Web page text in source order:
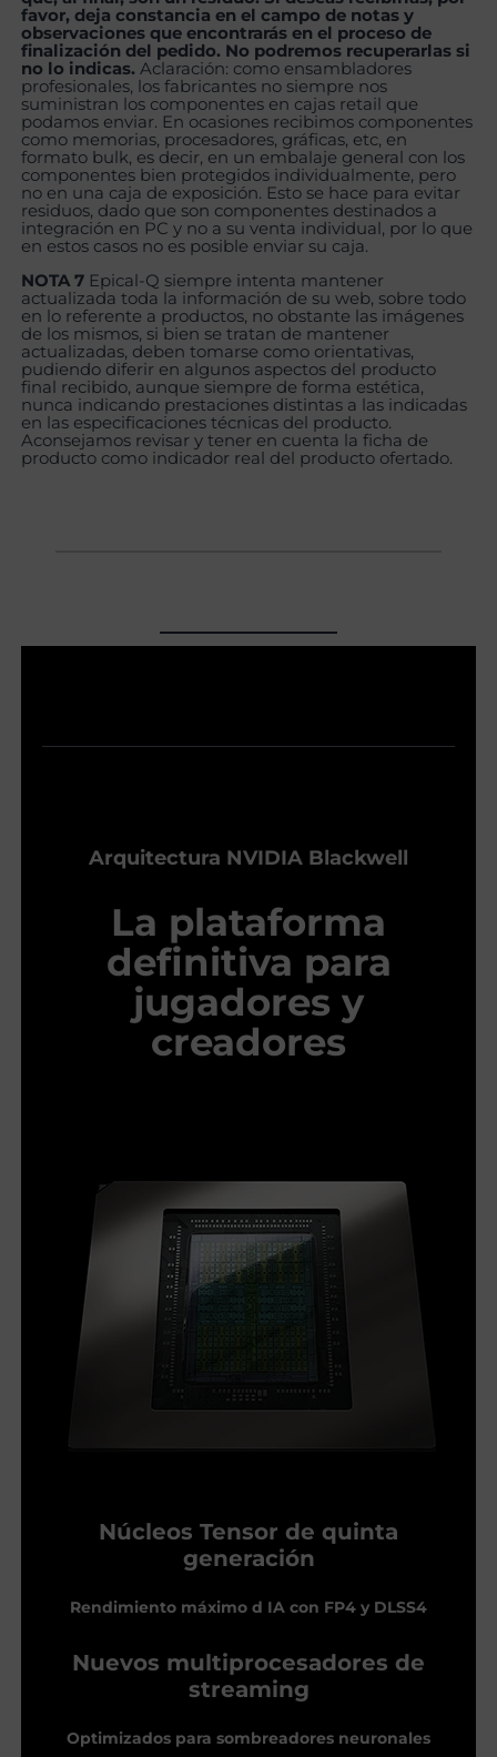
favor, deja constancia en el campo de notas y
observaciones que encontrarás en el proceso de
finalización del pedido. No podremos recuperarlas si
no lo indicas. Aclaración: como ensambladores
profesionales, los fabricantes no siempre nos
suministran los componentes en cajas retail que
podamos enviar. En ocasiones recibimos componentes
como memorias, procesadores, gráficas, etc, en
formato bulk, es decir, en un embalaje general con los
componentes bien protegidos individualmente, pero
no en una caja de exposición. Esto se hace para evitar
residuos, dado que son componentes destinados a
integración en PC y no a su venta individual, por lo que
en estos casos no es posible enviar su caja.
NOTA 7 Epical-Q siempre intenta mantener
actualizada toda la información de su web, sobre todo
en lo referente a productos, no obstante las imágenes
de los mismos, si bien se tratan de mantener
actualizadas, deben tomarse como orientativas,
pudiendo diferir en algunos aspectos del producto
final recibido, aunque siempre de forma estética,
nunca indicando prestaciones distintas a las indicadas
en las especificaciones técnicas del producto.
Aconsejamos revisar y tener en cuenta la ficha de
producto como indicador real del producto ofertado.
Arquitectura NVIDIA Blackwell
La plataforma
definitiva para
jugadores y
creadores
Núcleos Tensor de quinta
generación
Rendimiento máximo d IA con FP4 y DLSS4
Nuevos multiprocesadores de
streaming
Optimizados para sombreadores neuronales